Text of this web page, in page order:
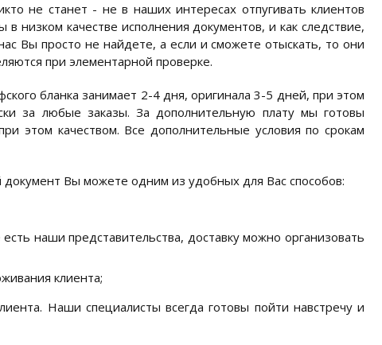
не станет - не в наших интересах отпугивать клиентов
низком качестве исполнения документов, и как следствие,
Вы просто не найдете, а если и сможете отыскать, то они
при элементарной проверке.
бланка занимает 2-4 дня, оригинала 3-5 дней, при этом
за любые заказы. За дополнительную плату мы готовы
этом качеством. Все дополнительные условия по срокам
Вы можете одним из удобных для Вас способов:
наши представительства, доставку можно организовать
клиента;
Наши специалисты всегда готовы пойти навстречу и